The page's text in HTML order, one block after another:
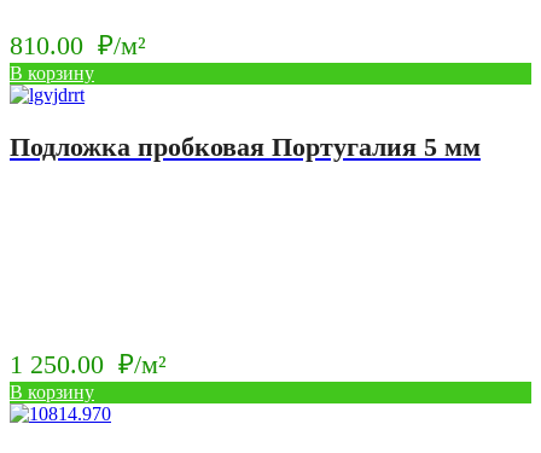
810.00 ₽/м²
В корзину
Подложка пробковая Португалия 5 мм
1 250.00 ₽/м²
В корзину